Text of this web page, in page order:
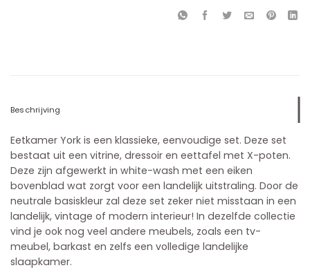
Beschrijving
Eetkamer York is een klassieke, eenvoudige set. Deze set
bestaat uit een vitrine, dressoir en eettafel met X-poten.
Deze zijn afgewerkt in white-wash met een eiken
bovenblad wat zorgt voor een landelijk uitstraling. Door de
neutrale basiskleur zal deze set zeker niet misstaan in een
landelijk, vintage of modern interieur! In dezelfde collectie
vind je ook nog veel andere meubels, zoals een tv-
meubel, barkast en zelfs een volledige landelijke
slaapkamer.